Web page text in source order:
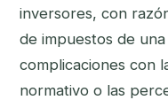
inversores, con
de impuestos de
complicaciones con
normativo o las